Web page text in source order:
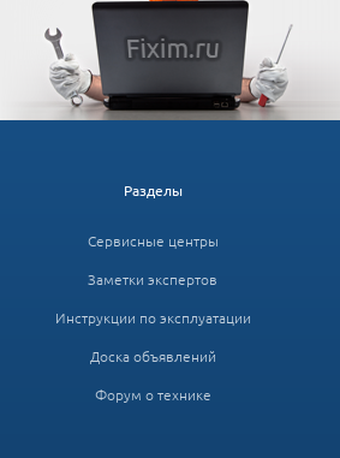
Разделы
Сервисные центры
Заметки экспертов
Инструкции по эксплуатации
Доска объявлений
Форум о технике